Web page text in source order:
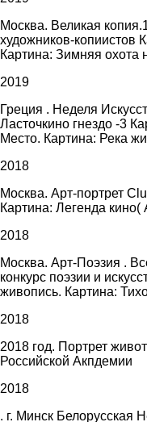
Москва. Великая
художников-копиистов
Картина: Зимняя охота
2019
Греция . Неделя
Ласточкино гнездо -3
Место. Картина: Река
2018
Москва. Арт-портрет
Картина: Легенда
2018
Москва. Арт-Поэзия .
конкурс поэзии и
живопись. Картина:
2018
2018 год. Портрет
Российской Акпдемии
2018
. г. Минск Белорусская